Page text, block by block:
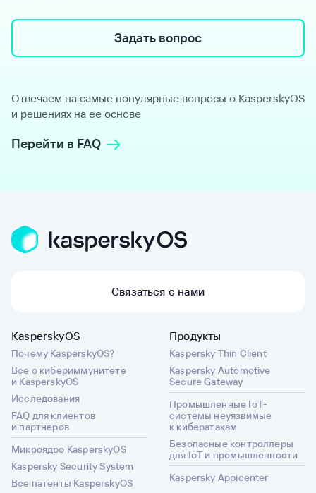
Задать вопрос
Отвечаем на самые популярные вопросы о KasperskyOS
и решениях на ее основе
Перейти в FAQ
Связаться с нами
KasperskyOS
Почему KasperskyOS?
Все о кибериммунитете
и KasperskyOS
Исследования
FAQ для клиентов
и партнеров
Микроядро KasperskyOS
Kaspersky Security System
Все патенты KasperskyOS
Продукты
Kaspersky Thin Client
Kaspersky Automotive
Secure Gateway
Промышленные IoT-
системы неуязвимые
к кибератакам
Безопасные контроллеры
для IoT и промышленности
Kaspersky Appicenter